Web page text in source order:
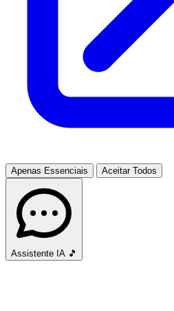
Apenas Essenciais Aceitar Todos
Assistente IA 🎵